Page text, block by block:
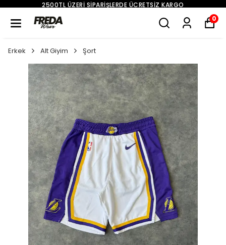
2500TL ÜZERI SIPARIŞLERDE ÜCRETSIZ KARGO
0
Erkek Alt Giyim Şort